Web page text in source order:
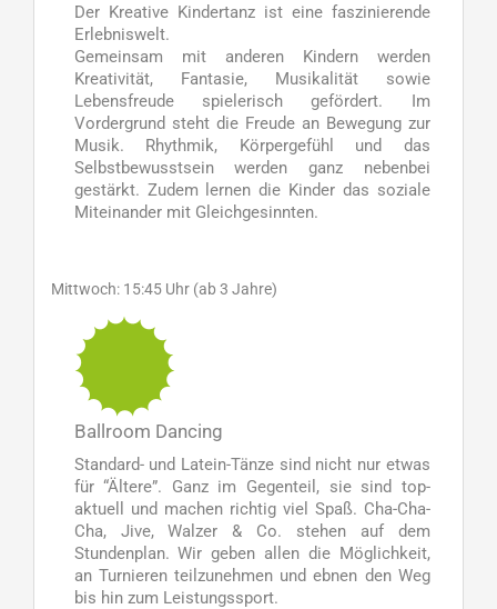
Der Kreative Kindertanz ist eine faszinierende
Erlebniswelt.
Gemeinsam mit anderen Kindern werden
Kreativität, Fantasie, Musikalität sowie
Lebensfreude spielerisch gefördert. Im
Vordergrund steht die Freude an Bewegung zur
Musik. Rhythmik, Körpergefühl und das
Selbstbewusstsein werden ganz nebenbei
gestärkt. Zudem lernen die Kinder das soziale
Miteinander mit Gleichgesinnten.
Mittwoch: 15:45 Uhr (ab 3 Jahre)
Ballroom Dancing
Standard- und Latein-Tänze sind nicht nur etwas
für “Ältere”. Ganz im Gegenteil, sie sind top-
aktuell und machen richtig viel Spaß. Cha-Cha-
Cha, Jive, Walzer & Co. stehen auf dem
Stundenplan. Wir geben allen die Möglichkeit,
an Turnieren teilzunehmen und ebnen den Weg
bis hin zum Leistungssport.